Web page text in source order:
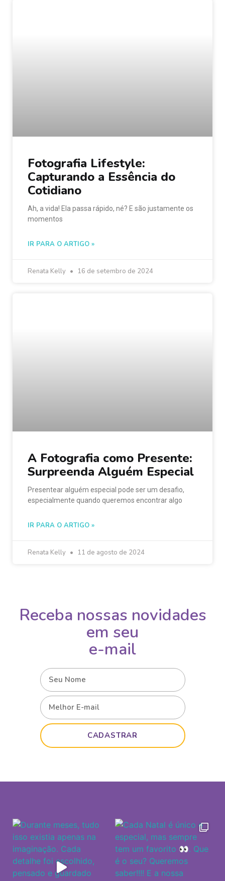
Fotografia Lifestyle:
Capturando a Essência do
Cotidiano
Ah, a vida! Ela passa rápido, né? E são justamente os
momentos
IR PARA O ARTIGO »
Renata Kelly 16 de setembro de 2024
A Fotografia como Presente:
Surpreenda Alguém Especial
Presentear alguém especial pode ser um desafio,
especialmente quando queremos encontrar algo
IR PARA O ARTIGO »
Renata Kelly 11 de agosto de 2024
Receba nossas novidades
em seu
e-mail
CADASTRAR